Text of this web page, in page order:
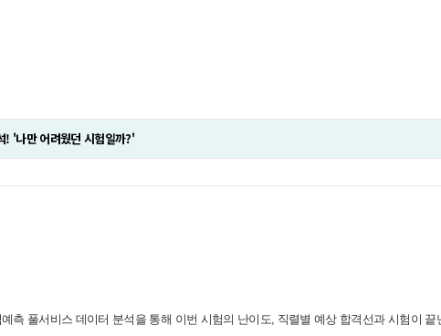
'나만 어려웠던 시험일까?'
측 풀서비스 데이터 분석을 통해 이번 시험의 난이도, 직렬별 예상 합격선과 시험이